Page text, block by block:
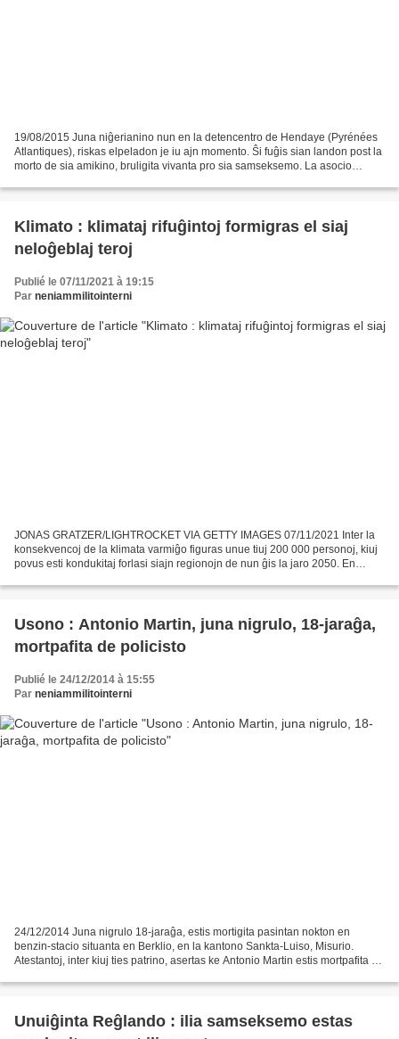
19/08/2015 Juna niĝerianino nun en la detencentro de Hendaye (Pyrénées
Atlantiques), riskas elpeladon je iu ajn momento. Ŝi fuĝis sian landon post la
morto de sia amikino, bruligita vivanta pro sia samseksemo. La asocio
Klimato : klimataj rifuĝintoj formigras el siaj
neloĝeblaj teroj
Publié le 07/11/2021 à 19:15
Par neniammilitointerni
JONAS GRATZER/LIGHTROCKET VIA GETTY IMAGES 07/11/2021 Inter la
konsekvencoj de la klimata varmiĝo figuras unue tiuj 200 000 personoj, kiuj
povus esti kondukitaj forlasi siajn regionojn de nun ĝis la jaro 2050. En
Usono : Antonio Martin, juna nigrulo, 18-jaraĝa,
mortpafita de policisto
Publié le 24/12/2014 à 15:55
Par neniammilitointerni
24/12/2014 Juna nigrulo 18-jaraĝa, estis mortigita pasintan nokton en
benzin-stacio situanta en Berklio, en la kantono Sankta-Luiso, Misurio.
Atestantoj, inter kiuj ties patrino, asertas ke Antonio Martin estis mortpafita de
Unuiĝinta Reĝlando : ilia samseksemo estas